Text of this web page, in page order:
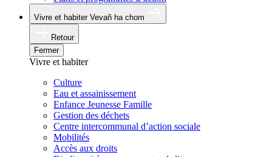
Vivre et habiter Vevañ ha chom
Retour
Fermer
Vivre et habiter
Culture
Eau et assainissement
Enfance Jeunesse Famille
Gestion des déchets
Centre intercommunal d’action sociale
Mobilités
Accès aux droits